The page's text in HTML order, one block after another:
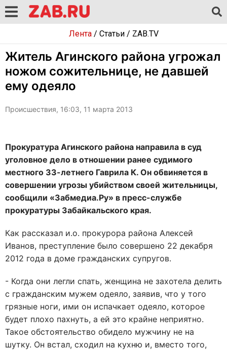
Лента/ Статьи/ ZAB.TV
Житель Агинского района угрожал
ножом сожительнице, не давшей
ему одеяло
Происшествия, 16:03, 11 марта 2013
Прокуратура Агинского района направила в суд
уголовное дело в отношении ранее судимого
местного 33-летнего Гаврила К. Он обвиняется в
совершении угрозы убийством своей жительницы,
сообщили «Забмедиа.Ру» в пресс-службе
прокуратуры Забайкальского края.
Как рассказал и.о. прокурора района Алексей
Иванов, преступление было совершено 22 декабря
2012 года в доме гражданских супругов.
- Когда они легли спать, женщина не захотела делить
с гражданским мужем одеяло, заявив, что у того
грязные ноги, ими он испачкает одеяло, которое
будет плохо пахнуть, а ей это крайне неприятно.
Такое обстоятельство обидело мужчину не на
шутку. Он встал, сходил на кухню и, вместо того,